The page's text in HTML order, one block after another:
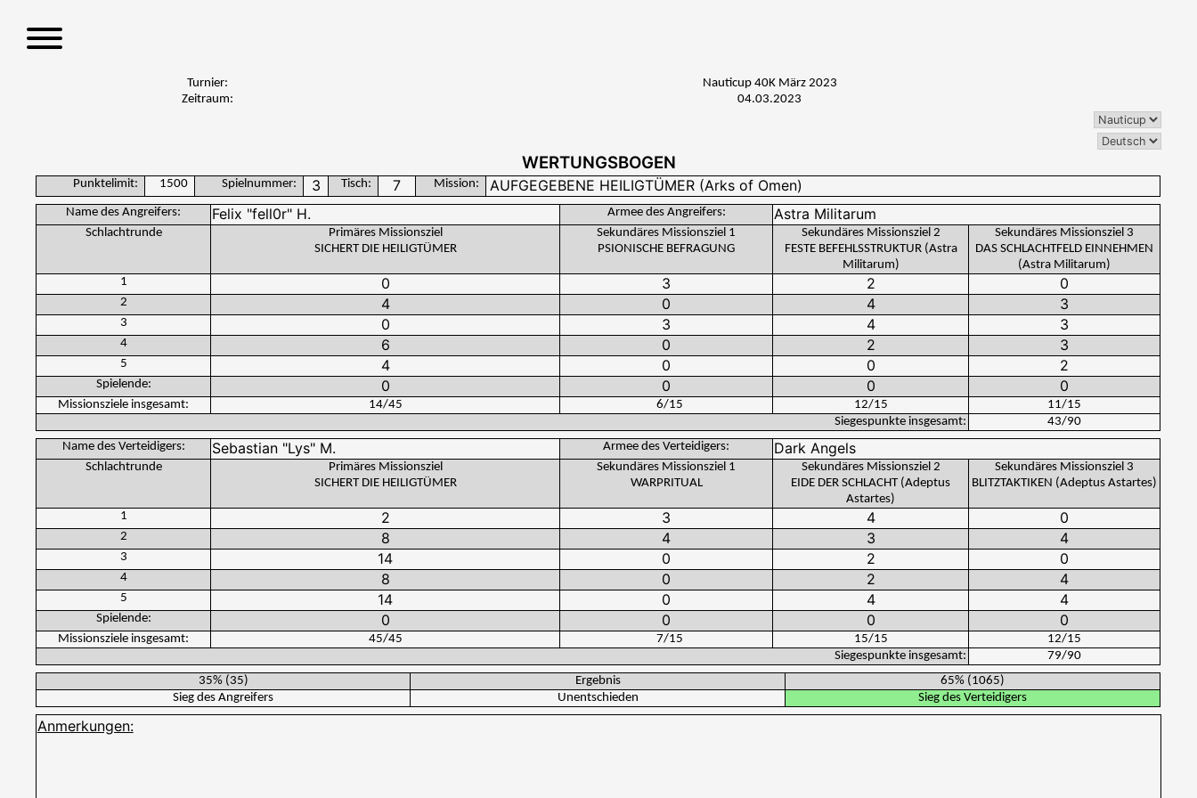
Turnier:
Nauticup 40K März 2023
Zeitraum:
04.03.2023
WERTUNGSBOGEN
Punktelimit: 1500 Spielnummer: Tisch: Mission:
Name des Angreifers:
Armee des Angreifers:
Schlachtrunde
Primäres Missionsziel
SICHERT DIE HEILIGTÜMER
Sekundäres Missionsziel 1
PSIONISCHE BEFRAGUNG
Sekundäres Missionsziel 2
FESTE BEFEHLSSTRUKTUR (Astra
Militarum)
Sekundäres Missionsziel 3
DAS SCHLACHTFELD EINNEHMEN
(Astra Militarum)
1
2
3
4
5
Spielende:
Missionsziele insgesamt:
14/45 6/15 12/15 11/15
Siegespunkte insgesamt:
43/90
Name des Verteidigers:
Armee des Verteidigers:
Schlachtrunde
Primäres Missionsziel
SICHERT DIE HEILIGTÜMER
Sekundäres Missionsziel 1
WARPRITUAL
Sekundäres Missionsziel 2
EIDE DER SCHLACHT (Adeptus
Astartes)
Sekundäres Missionsziel 3
BLITZTAKTIKEN (Adeptus Astartes)
1
2
3
4
5
Spielende:
Missionsziele insgesamt:
45/45 7/15 15/15 12/15
Siegespunkte insgesamt:
79/90
35%(35) Ergebnis 65% (1065)
Sieg des Angreifers
Unentschieden Sieg des Verteidigers
Anmerkungen: